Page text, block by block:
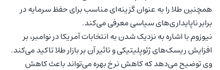
همچنین طلا را به عنوان گزینه‌ای مناسب برای حفظ سرمایه در
برابر ناپایداری‌های سیاسی معرفی می‌کند.
نیوزوم با اشاره به نزدیک شدن به انتخابات آمریکا در نوامبر، بر
افزایش ریسک‌های ژئوپلیتیکی و تاثیر آن بر بازار طلا تاکید می‌کند.
وی توضیح می‌دهد که کاهش نرخ بهره می‌تواند باعث کاهش